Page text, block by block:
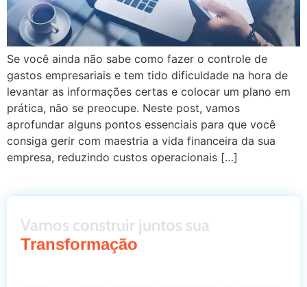
Se você ainda não sabe como fazer o controle de
gastos empresariais e tem tido dificuldade na hora de
levantar as informações certas e colocar um plano em
prática, não se preocupe. Neste post, vamos
aprofundar alguns pontos essenciais para que você
consiga gerir com maestria a vida financeira da sua
empresa, reduzindo custos operacionais […]
Vamos construir juntos sua
Transformação